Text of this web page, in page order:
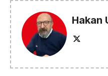
Hakan